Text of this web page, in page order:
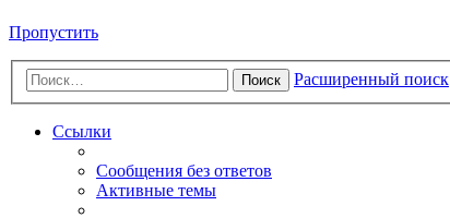
Пропустить
Поиск Расширенный поиск
Ссылки
Сообщения без ответов
Активные темы